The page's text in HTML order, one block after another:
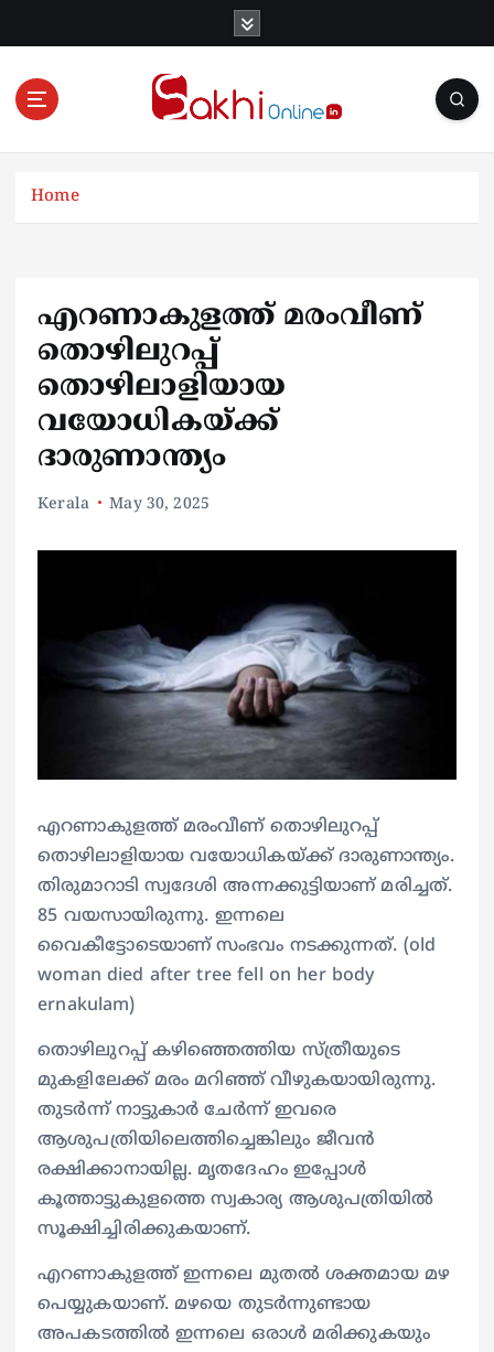
Online News Portal
Home
എറണാകുളത്ത് മരംവീണ്
തൊഴിലുറപ്പ്
തൊഴിലാളിയായ
വയോധികയ്ക്ക്
ദാരുണാന്ത്യം
Kerala May 30, 2025
എറണാകുളത്ത് മരംവീണ് തൊഴിലുറപ്പ്
തൊഴിലാളിയായ വയോധികയ്ക്ക് ദാരുണാന്ത്യം.
തിരുമാറാടി സ്വദേശി അന്നക്കുട്ടിയാണ് മരിച്ചത്.
85 വയസായിരുന്നു. ഇന്നലെ
വൈകീട്ടോടെയാണ് സംഭവം നടക്കുന്നത്. (old
woman died after tree fell on her body
ernakulam)
തൊഴിലുറപ്പ് കഴിഞ്ഞെത്തിയ സ്ത്രീയുടെ
മുകളിലേക്ക് മരം മറിഞ്ഞ് വീഴുകയായിരുന്നു.
തുടര്‍ന്ന് നാട്ടുകാര്‍ ചേര്‍ന്ന് ഇവരെ
ആശുപത്രിയിലെത്തിച്ചെങ്കിലും ജീവന്‍
രക്ഷിക്കാനായില്ല. മൃതദേഹം ഇപ്പോള്‍
കൂത്താട്ടുകുളത്തെ സ്വകാര്യ ആശുപത്രിയില്‍
സൂക്ഷിച്ചിരിക്കുകയാണ്.
എറണാകുളത്ത് ഇന്നലെ മുതല്‍ ശക്തമായ മഴ
പെയ്യുകയാണ്. മഴയെ തുടര്‍ന്നുണ്ടായ
അപകടത്തില്‍ ഇന്നലെ ഒരാള്‍ മരിക്കുകയും